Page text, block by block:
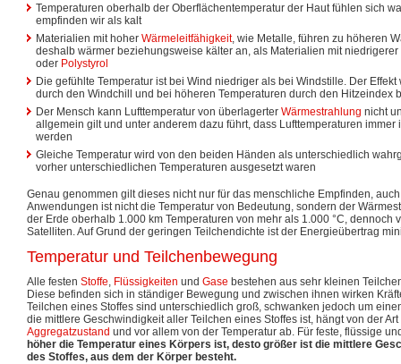
Temperaturen oberhalb der Oberflächentemperatur der Haut fühlen sich
empfinden wir als kalt
Materialien mit hoher Wärmeleitfähigkeit, wie Metalle, führen zu höheren
deshalb wärmer beziehungsweise kälter an, als Materialien mit
oder Polystyrol
Die gefühlte Temperatur ist bei Wind niedriger als bei Windstille. Der Effekt
durch den Windchill und bei höheren Temperaturen durch den Hitzeindex
Der Mensch kann Lufttemperatur von überlagerter Wärmestrahlung nicht
allgemein gilt und unter anderem dazu führt, dass Lufttemperaturen immer
werden
Gleiche Temperatur wird von den beiden Händen als unterschiedlich
vorher unterschiedlichen Temperaturen ausgesetzt waren
Genau genommen gilt dieses nicht nur für das menschliche Empfinden,
Anwendungen ist nicht die Temperatur von Bedeutung, sondern der
der Erde oberhalb 1.000 km Temperaturen von mehr als 1.000 °C, dennoch
Satelliten. Auf Grund der geringen Teilchendichte ist der Energieübertrag
Temperatur und Teilchenbewegung
Alle festen Stoffe, Flüssigkeiten und Gase bestehen aus sehr kleinen
Diese befinden sich in ständiger Bewegung und zwischen ihnen wirken
Teilchen eines Stoffes sind unterschiedlich groß, schwanken jedoch um
die mittlere Geschwindigkeit aller Teilchen eines Stoffes ist, hängt von der Art
Aggregatzustand und vor allem von der Temperatur ab. Für feste, flüssige
höher die Temperatur eines Körpers ist, desto größer ist die mittlere
des Stoffes, aus dem der Körper besteht.